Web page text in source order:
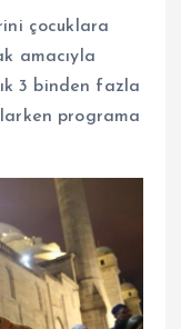
çocuklara
amacıyla
3 binden fazla
programa